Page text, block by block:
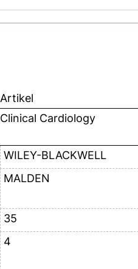
Artikel
Clinical Cardiology
WILEY-BLACKWELL
MALDEN
35
4